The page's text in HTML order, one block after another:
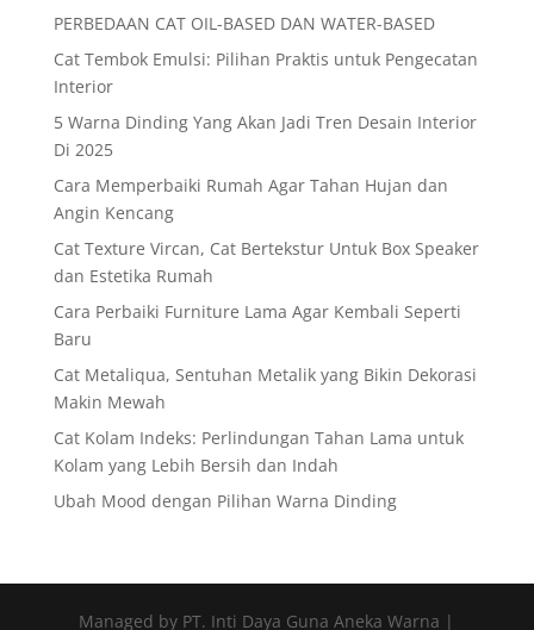
PERBEDAAN CAT OIL-BASED DAN WATER-BASED
Cat Tembok Emulsi: Pilihan Praktis untuk Pengecatan
Interior
5 Warna Dinding Yang Akan Jadi Tren Desain Interior
Di 2025
Cara Memperbaiki Rumah Agar Tahan Hujan dan
Angin Kencang
Cat Texture Vircan, Cat Bertekstur Untuk Box Speaker
dan Estetika Rumah
Cara Perbaiki Furniture Lama Agar Kembali Seperti
Baru
Cat Metaliqua, Sentuhan Metalik yang Bikin Dekorasi
Makin Mewah
Cat Kolam Indeks: Perlindungan Tahan Lama untuk
Kolam yang Lebih Bersih dan Indah
Ubah Mood dengan Pilihan Warna Dinding
Managed by PT. Inti Daya Guna Aneka Warna |